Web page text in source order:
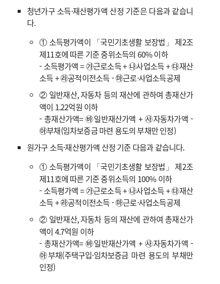
청년가구 소득·재산평가액 산정 기준은 다음과 같습니
다.
① 소득평가액이 「국민기초생활 보장법」 제2조
제11호에 따른 기준 중위소득의 60% 이하
- 소득평가액 = ㉮근로소득 + ㉯사업소득 + ㉰재산
소득 + ㉱공적이전소득 - ㉲근로·사업소득공제
② 일반재산, 자동차 등의 재산에 관하여 총재산가
액이 1.22억원 이하
- 총재산가액= ㉳일반재산가액 + ㉴자동차가액 -
㉵부채(임차보증금 마련 용도의 부채만 인정)
원가구 소득·재산평가액 산정 기준 다음과 같습니다.
① 소득평가액이 「국민기초생활 보장법」 제2조
제11호에 따른 기준 중위소득의 100% 이하
- 소득평가액 = ㉮근로소득 + ㉯사업소득 + ㉰재산
소득 + ㉱공적이전소득 - ㉲근로·사업소득공제
② 일반재산, 자동차 등의 재산에 관하여 총재산가
액이 4.7억원 이하
- 총재산가액= ㉳일반재산가액 + ㉴자동차가액 -
㉵부채(주택구입·임차보증금 마련 용도의 부채만
인정)